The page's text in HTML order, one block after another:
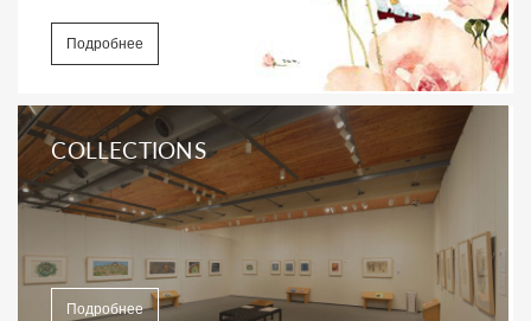
Подробнее
COLLECTIONS
Подробнее